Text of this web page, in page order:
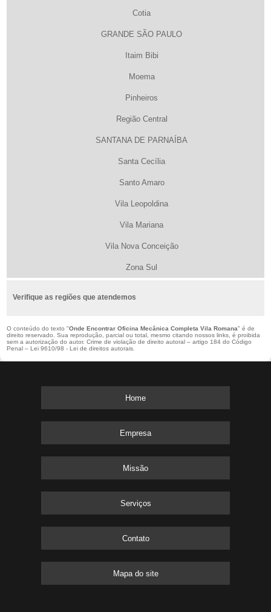
Cotia
GRANDE SÃO PAULO
Itaim Bibi
Moema
Pinheiros
Região Central
SANTANA DE PARNAÍBA
Santa Cecília
Santo Amaro
Vila Leopoldina
Vila Mariana
Vila Nova Conceição
Zona Sul
Verifique as regiões que atendemos
O conteúdo do texto "Onde Encontrar Oficina Mecânica Completa Vila Romana" é de
direito reservado. Sua reprodução, parcial ou total, mesmo citando nossos links, é proibida
sem a autorização do autor. Crime de violação de direito autoral – artigo 184 do Código
Penal – Lei 9610/98 - Lei de direitos autorais.
Home
Empresa
Missão
Serviços
Contato
Mapa do site